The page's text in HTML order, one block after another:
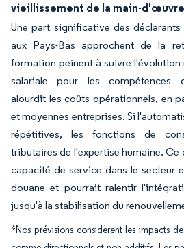
vieillissement de la main-d'œuvre
Une part significative des
aux Pays-Bas approchent de la
formation peinent à suivre l'évolution
salariale pour les compétences
alourdit les coûts opérationnels, en
et moyennes entreprises. Si
répétitives, les fonctions de
tributaires de l'expertise humaine. Ce
capacité de service dans le secteur
douane et pourrait ralentir
jusqu'à la stabilisation du
*Nos prévisions considèrent les impacts